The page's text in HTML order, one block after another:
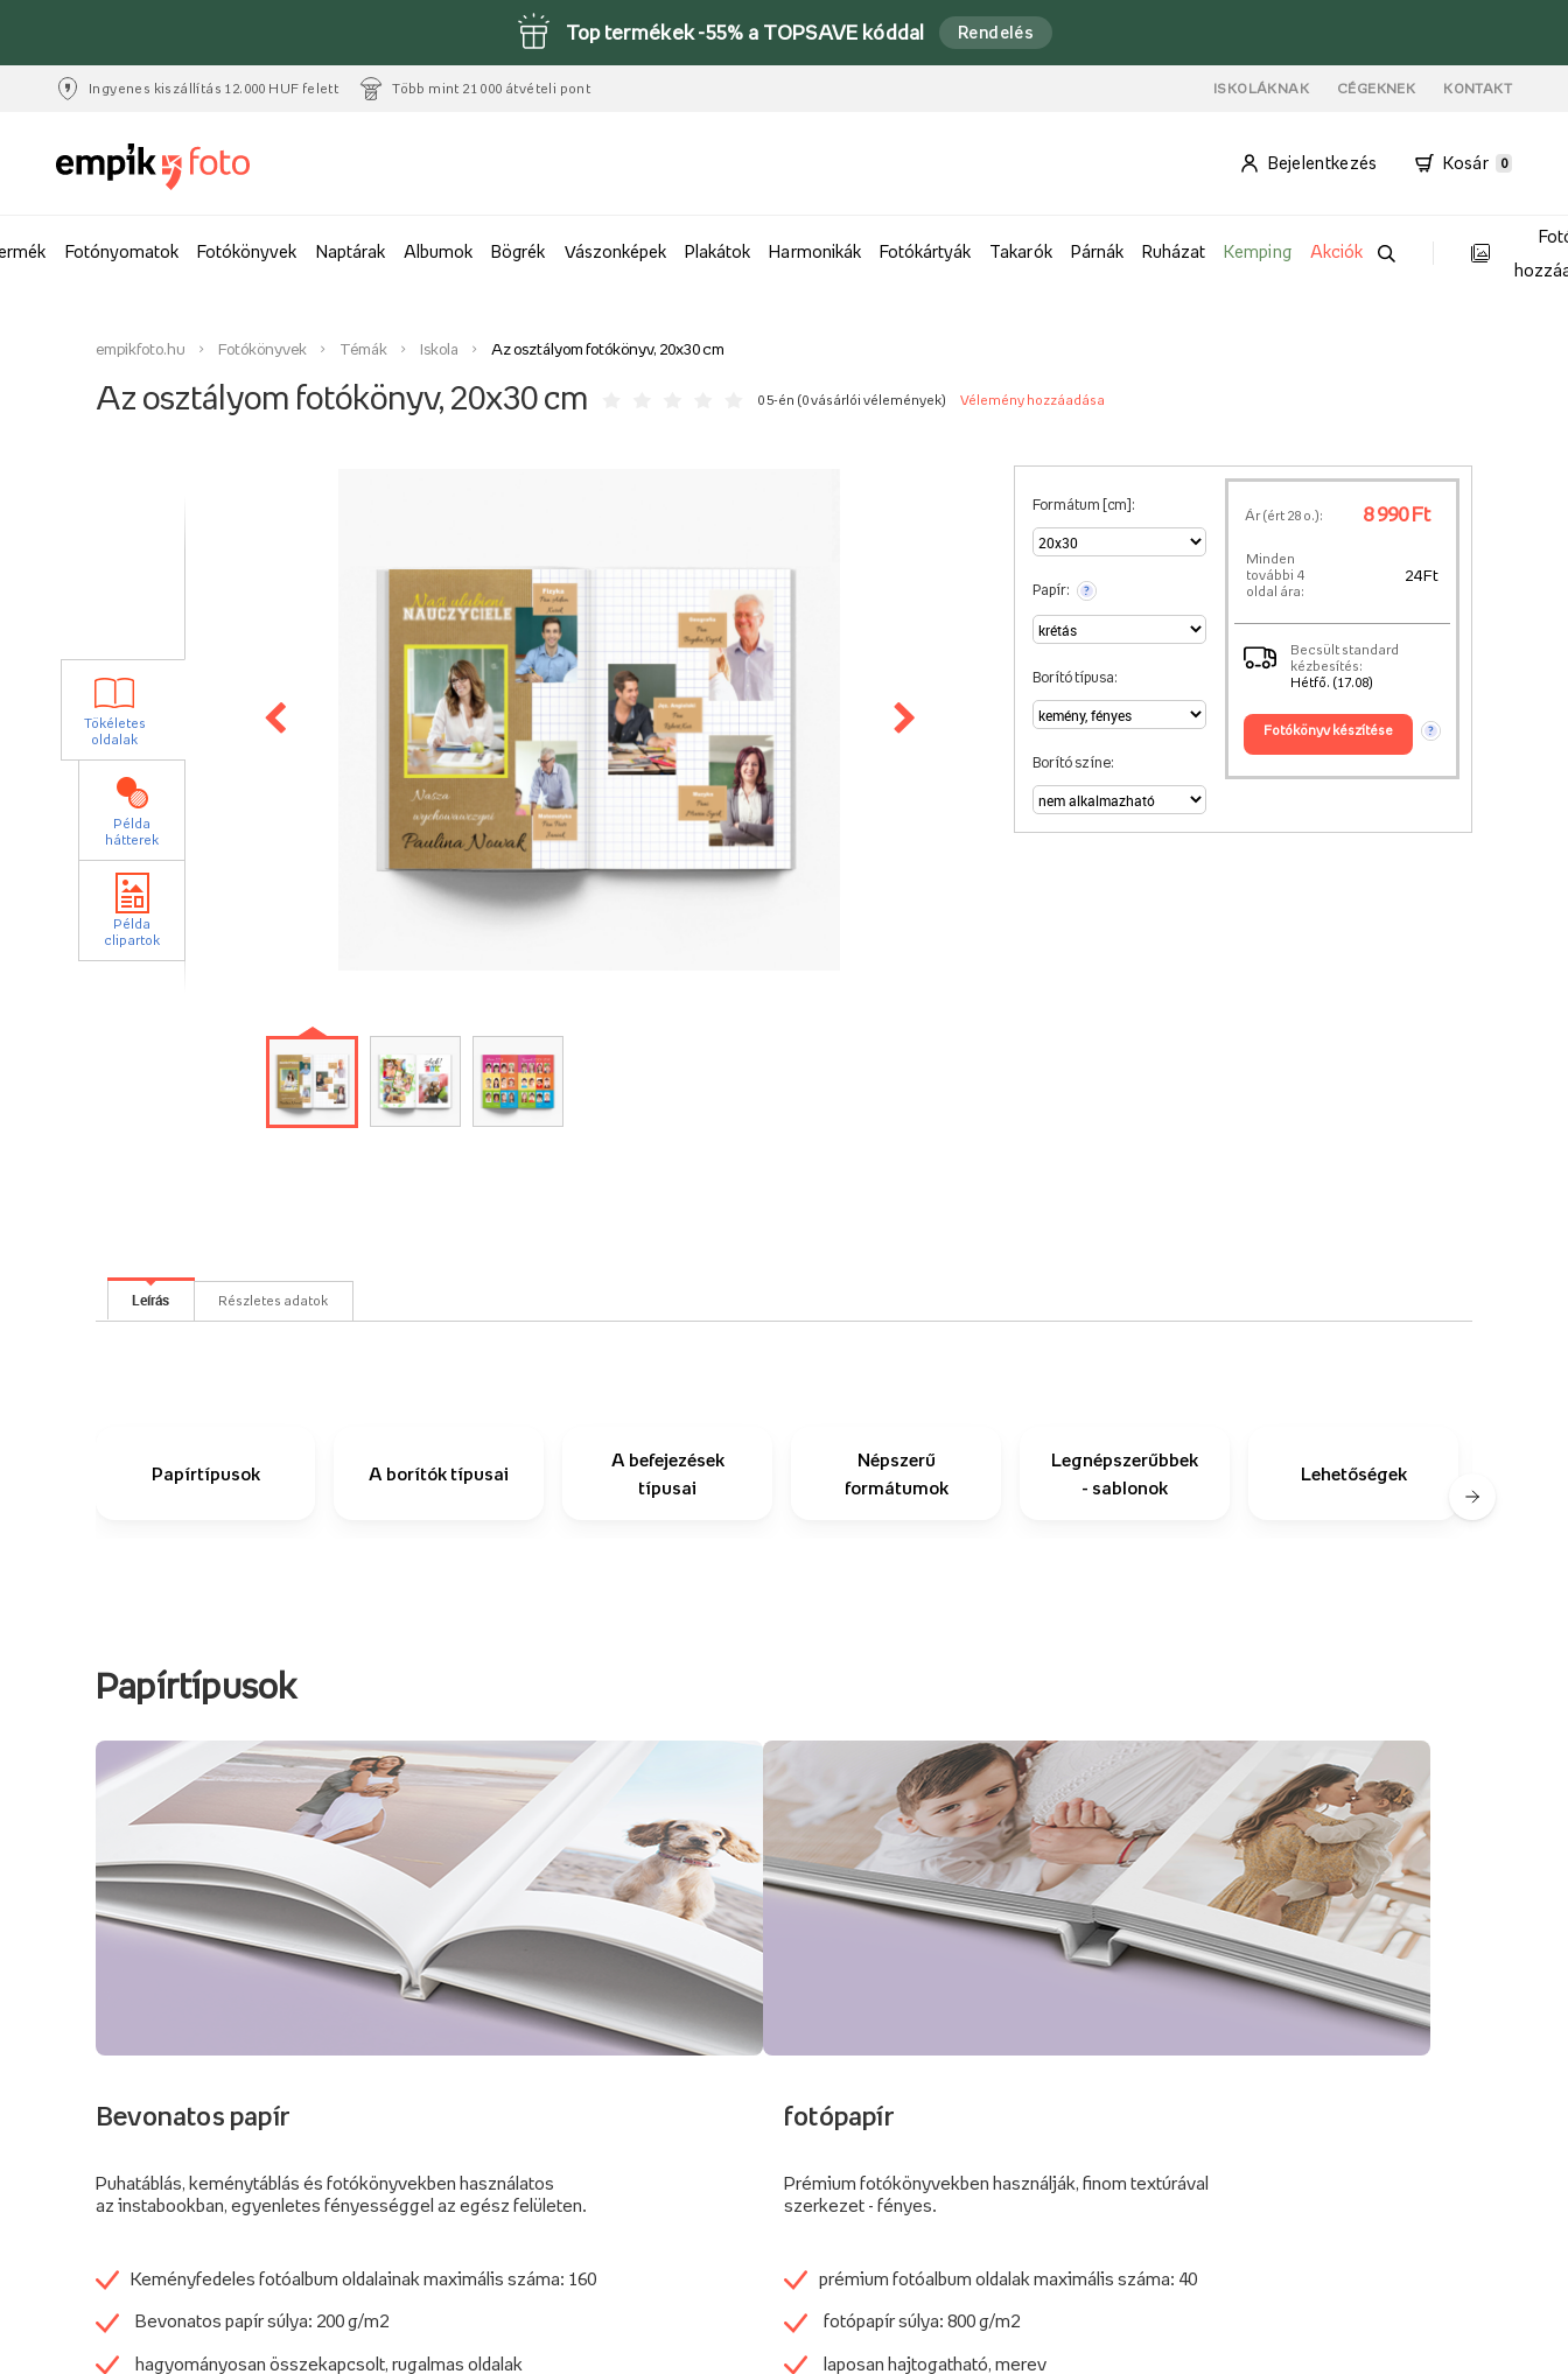
Top termékek -55% a TOPSAVE kóddal Rendelés
Ingyenes kiszállítás 12.000 HUF felett Több mint 21 000 átvételi pont ISKOLÁKNAK CÉGEKNEK KONTAKT
Bejelentkezés Kosár 0
Fotónyomatok Fotókönyvek Naptárak Albumok Bögrék Vászonképek Plakátok Harmonikák Fotókártyák Takarók Párnák Ruházat Kemping Akciók
empikfoto.hu Fotókönyvek Témák Iskola Az osztályom fotókönyv, 20x30 cm
Az osztályom fotókönyv, 20x30 cm 0 5-én (0 vásárlói vélemények) Vélemény hozzáadása
Tökéletes
oldalak
Példa
hátterek
Példa
clipartok
Formátum [cm]:
Papír: ?
Borító típusa:
Borító színe:
Ár (ért 28 o.): 8 990 Ft
Minden
további 4
oldal ára:
24 Ft
Becsült standard
kézbesítés:
Hétfő. (17.08)
fotókönyv készítése ?
Leírás Részletes adatok
Papírtípusok A borítók típusai
A befejezések
típusai
Népszerű
formátumok
Legnépszerűbbek
- sablonok
Lehetőségek
Papírtípusok
Bevonatos papír
Puhatáblás, keménytáblás és fotókönyvekben használatos
az instabookban, egyenletes fényességgel az egész felületen.
Keményfedeles fotóalbum oldalainak maximális száma: 160
Bevonatos papír súlya: 200 g/m2
hagyományosan összekapcsolt, rugalmas oldalak
fotópapír
Prémium fotókönyvekben használják, finom textúrával
szerkezet - fényes.
prémium fotóalbum oldalak maximális száma: 40
fotópapír súlya: 800 g/m2
laposan hajtogatható, merev